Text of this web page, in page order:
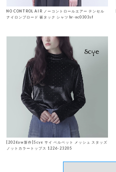
NO CONTROL AIR ノーコントロールエアー テンセル
ナイロンブロード 裾タック シャツ hr-nc0303sf
[2026aw新作]Scye サイ ベルベット メッシュ スタッズ
ノットカラートップス 1226-23205